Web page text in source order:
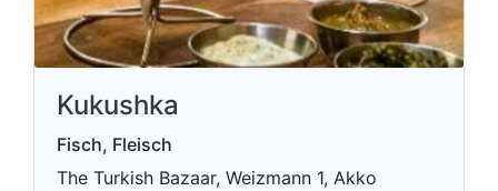
Kukushka
Fisch, Fleisch
The Turkish Bazaar, Weizmann 1, Akko